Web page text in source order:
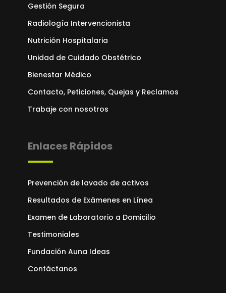
Gestión Segura
Radiología Intervencionista
Nutrición Hospitalaria
Unidad de Cuidado Obstétrico
Bienestar Médico
Contacto, Peticiones, Quejas y Reclamos
Trabaje con nosotros
Enlaces Rápidos
Prevención de lavado de activos
Resultados de Exámenes en Línea
Examen de Laboratorio a Domicilio
Testimoniales
Fundación Auna Ideas
Contáctanos